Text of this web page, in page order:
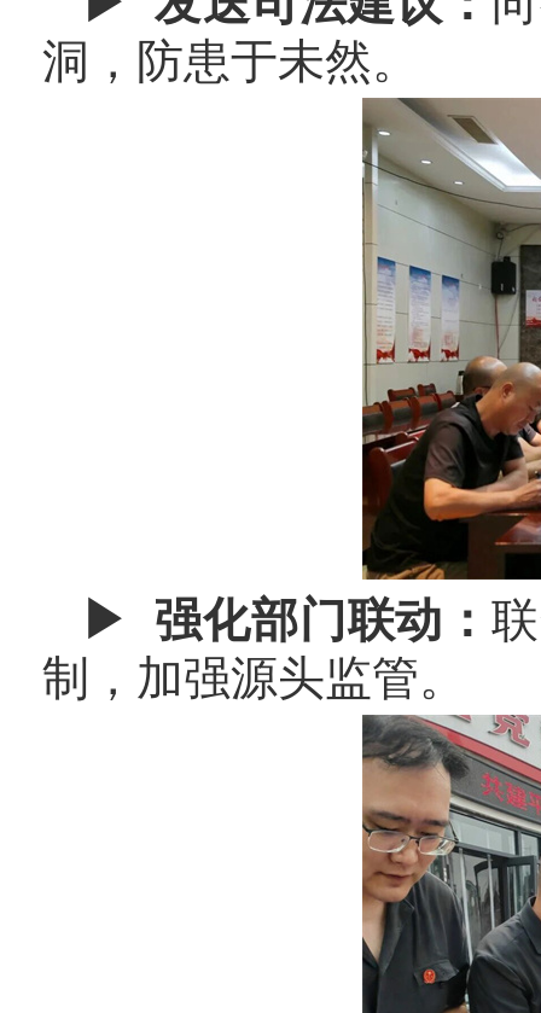
洞，防患于未然。
▶ 强化部门联动：
制，加强源头监管。